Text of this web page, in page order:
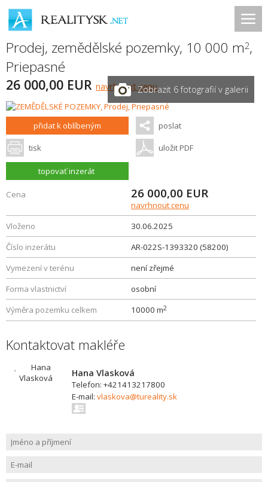
Prodej, zemědělské pozemky, 10 000 m2,
Priepasné
26 000,00 EUR navrhnout cenuZobrazit 6 fotografií v galerii
přidat k oblíbeným poslat
tisk uložit PDF
topovať inzerát
Cena 26 000,00 EUR
navrhnout cenu
Vloženo
30.06.2025
Číslo inzerátu
AR-022S-1393320 (58200)
Vymezení v terénu
není zřejmé
Forma vlastnictví
osobní
Výměra pozemku celkem
10000 m2
Kontaktovat makléře
Hana Vlasková
Telefon: +421413217800
E-mail: vlaskova@tureality.sk